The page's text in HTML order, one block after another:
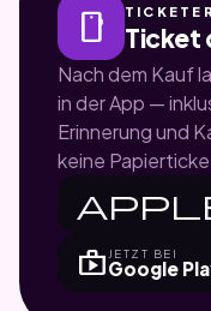
smartphone Ticket
Nach dem Kauf
in der App —
Erinnerung und
keine
shop JETZT BEI
Google